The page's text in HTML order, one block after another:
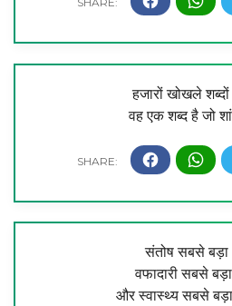
हजारों खोखले
वह एक शब्द है जो
संतोष सबसे बड़ा
वफादारी सबसे
और स्वास्थ्य सबसे